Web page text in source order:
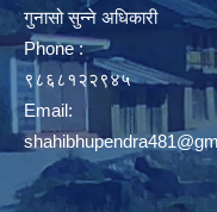
गुनासो सुन्ने अधिकारी
Phone :
९८६८१२२९४५
Email: